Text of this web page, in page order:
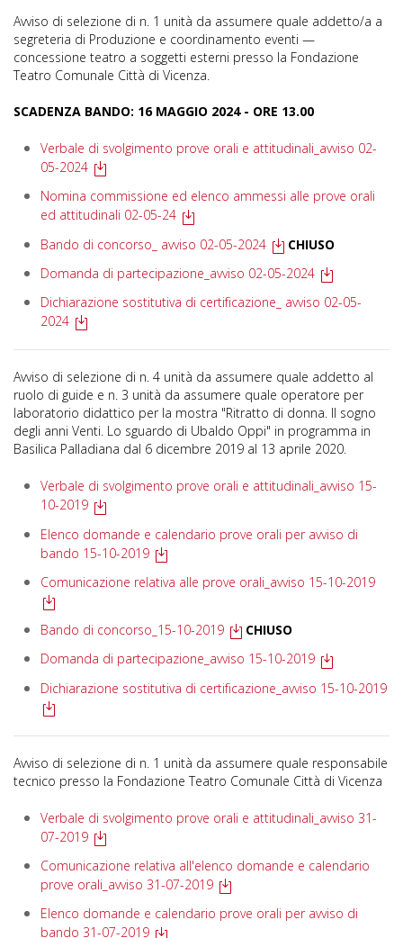
Avviso di selezione di n. 1 unità da assumere quale addetto/a a
segreteria di Produzione e coordinamento eventi —
concessione teatro a soggetti esterni presso la Fondazione
Teatro Comunale Città di Vicenza.
SCADENZA BANDO: 16 MAGGIO 2024 - ORE 13.00
Verbale di svolgimento prove orali e attitudinali_avviso 02-
05-2024
Nomina commissione ed elenco ammessi alle prove orali
ed attitudinali 02-05-24
Bando di concorso_ avviso 02-05-2024
CHIUSO
Domanda di partecipazione_avviso 02-05-2024
Dichiarazione sostitutiva di certificazione_ avviso 02-05-
2024
Avviso di selezione di n. 4 unità da assumere quale addetto al
ruolo di guide e n. 3 unità da assumere quale operatore per
laboratorio didattico per la mostra "Ritratto di donna. Il sogno
degli anni Venti. Lo sguardo di Ubaldo Oppi" in programma in
Basilica Palladiana dal 6 dicembre 2019 al 13 aprile 2020.
Verbale di svolgimento prove orali e attitudinali_avviso 15-
10-2019
Elenco domande e calendario prove orali per avviso di
bando 15-10-2019
Comunicazione relativa alle prove orali_avviso 15-10-2019
Bando di concorso_15-10-2019
CHIUSO
Domanda di partecipazione_avviso 15-10-2019
Dichiarazione sostitutiva di certificazione_avviso 15-10-2019
Avviso di selezione di n. 1 unità da assumere quale responsabile
tecnico presso la Fondazione Teatro Comunale Città di Vicenza
Verbale di svolgimento prove orali e attitudinali_avviso 31-
07-2019
Comunicazione relativa all'elenco domande e calendario
prove orali_avviso 31-07-2019
Elenco domande e calendario prove orali per avviso di
bando 31-07-2019